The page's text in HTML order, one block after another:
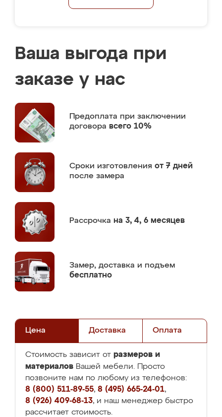
Ваша выгода при
заказе у нас
Предоплата при заключении
договора всего 10%
Сроки изготовления от 7 дней
после замера
Рассрочка на 3, 4, 6 месяцев
Замер, доставка и подъем
бесплатно
Цена Доставка Оплата
Стоимость зависит от размеров и
материалов Вашей мебели. Просто
позвоните нам по любому из телефонов:
8 (800) 511-89-55, 8 (495) 665-24-01,
8 (926) 409-68-13, и наш менеджер быстро
рассчитает стоимость.